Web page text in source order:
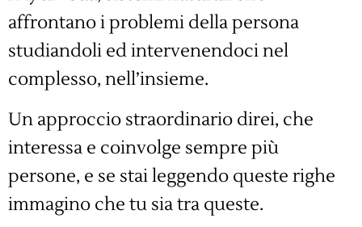
affrontano i problemi della persona
studiandoli ed intervenendoci nel
complesso, nell’insieme.
Un approccio straordinario direi, che
interessa e coinvolge sempre più
persone, e se stai leggendo queste righe
immagino che tu sia tra queste.